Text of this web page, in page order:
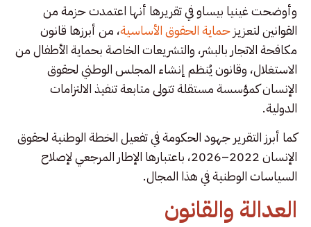
وأوضحت غينيا بيساو في تقريرها أنها اعتمدت حزمة من
القوانين لتعزيزحماية الحقوق الأساسية، من أبرزها قانون
مكافحة الاتجار بالبشر، والتشريعات الخاصة بحماية الأطفال من
الاستغلال، وقانون يُنظم إنشاء المجلس الوطني لحقوق
الإنسان كمؤسسة مستقلة تتولى متابعة تنفيذ الالتزامات
الدولية.
كما أبرز التقرير جهود الحكومة في تفعيل الخطة الوطنية لحقوق
الإنسان 2022–2026، باعتبارها الإطار المرجعي لإصلاح
السياسات الوطنية في هذا المجال.
العدالة والقانون